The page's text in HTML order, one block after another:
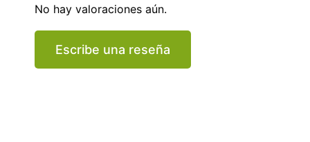
No hay valoraciones aún.
Escribe una reseña